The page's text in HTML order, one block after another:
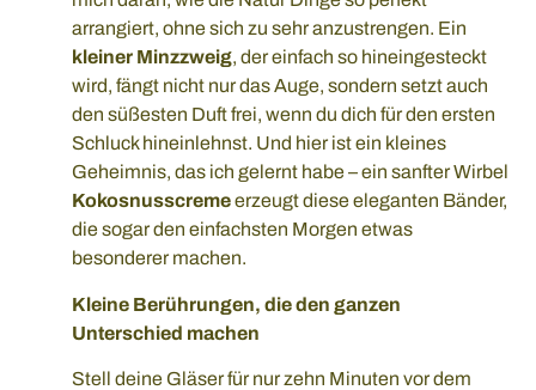
arrangiert, ohne sich zu sehr anzustrengen. Ein
kleiner Minzzweig, der einfach so hineingesteckt
wird, fängt nicht nur das Auge, sondern setzt auch
den süßesten Duft frei, wenn du dich für den ersten
Schluck hineinlehnst. Und hier ist ein kleines
Geheimnis, das ich gelernt habe – ein sanfter Wirbel
Kokosnusscremeerzeugt diese eleganten Bänder,
die sogar den einfachsten Morgen etwas
besonderer machen.
Kleine Berührungen, die den ganzen
Unterschied machen
Stell deine Gläser für nur zehn Minuten vor dem